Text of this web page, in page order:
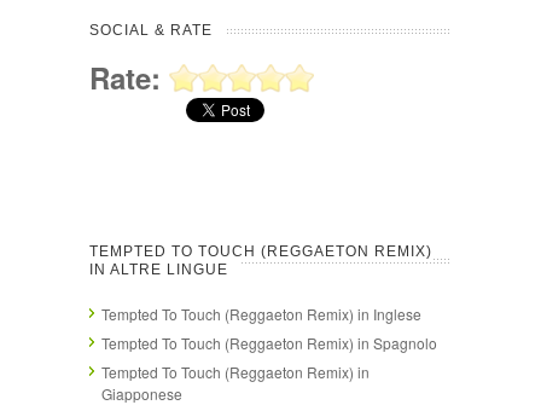
SOCIAL & RATE
Rate:
TEMPTED TO TOUCH (REGGAETON REMIX)
IN ALTRE LINGUE
Tempted To Touch (Reggaeton Remix) in Inglese
Tempted To Touch (Reggaeton Remix) in Spagnolo
Tempted To Touch (Reggaeton Remix) in
Giapponese